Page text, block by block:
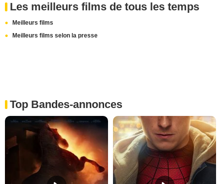
Les meilleurs films de tous les temps
Meilleurs films
Meilleurs films selon la presse
Top Bandes-annonces